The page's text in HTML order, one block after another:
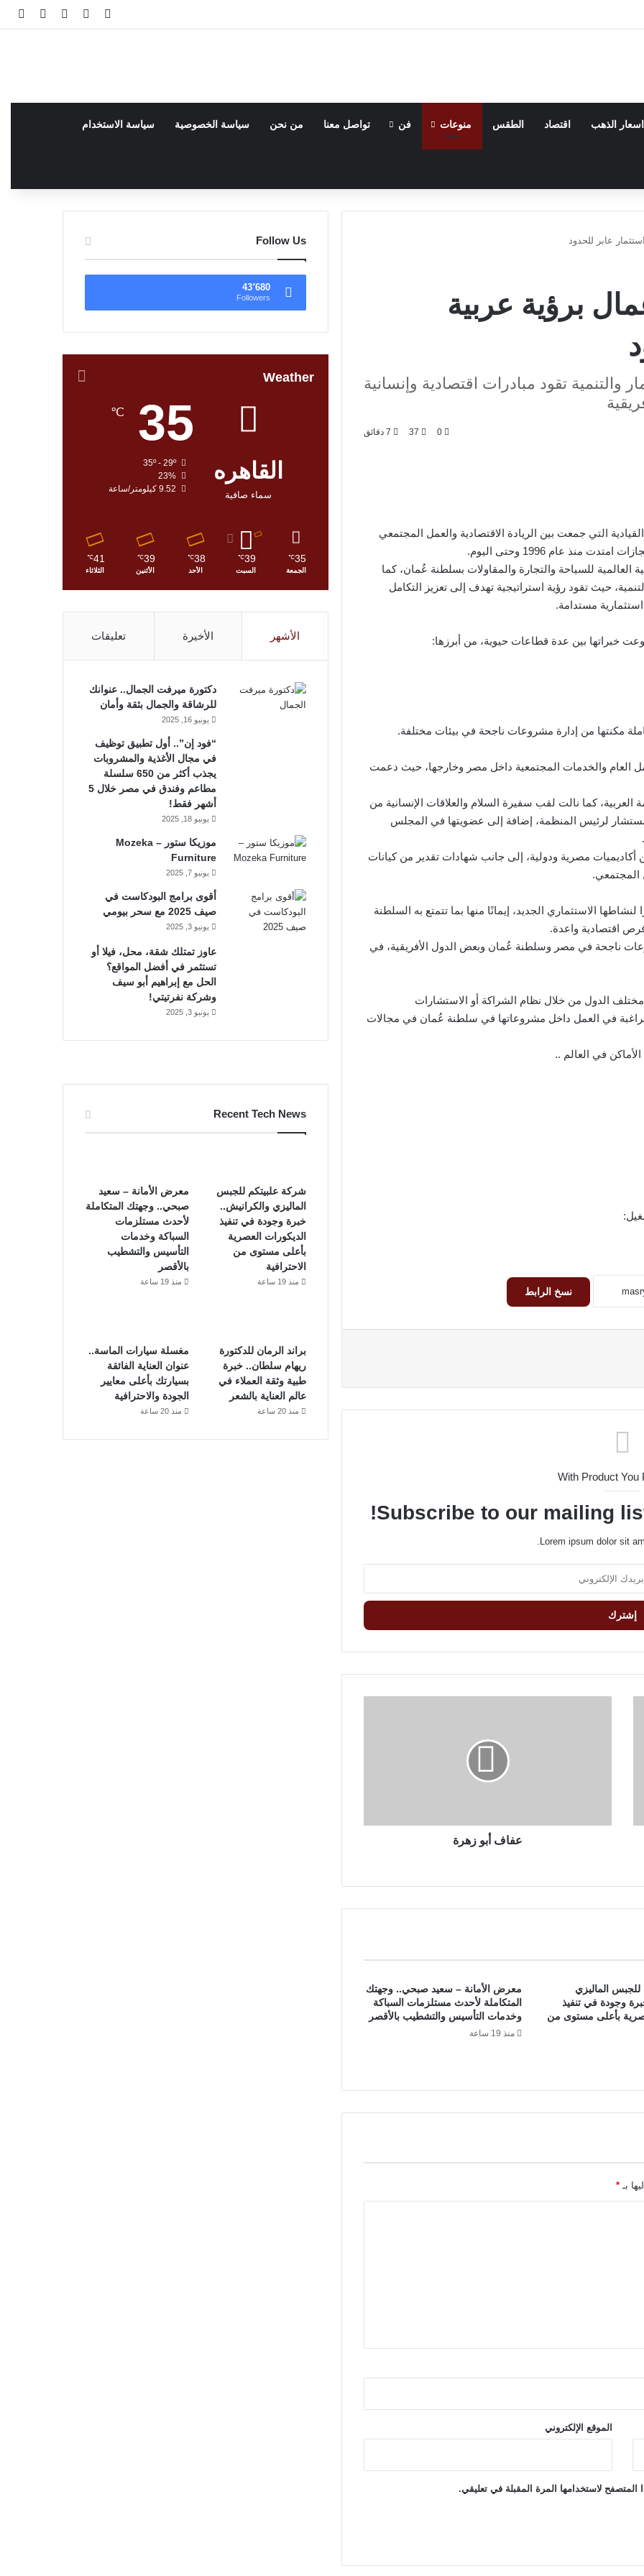
فيسبوكfacebookتسجيلمقال
اسعار الذهب اقتصاد الطقس منوعات فن تواصل معنا من نحن سياسة الخصوصية سياسة الاستخدام
عابر للحدود
برؤية عربية
تقود مبادرات اقتصادية وإنسانية
0
37
التي جمعت بين الريادة الاقتصادية والعمل المجتمعي
منذ عام 1996 وحتى اليوم.
للسياحة والتجارة والمقاولات بسلطنة عُمان، كما
حيث تقود رؤية استراتيجية تهدف إلى تعزيز التكامل
مستدامة.
خبراتها بين عدة قطاعات حيوية، من أبرزها:
مكنتها من إدارة مشروعات ناجحة في بيئات مختلفة.
العام والخدمات المجتمعية داخل مصر وخارجها، حيث دعمت
العربية، كما نالت لقب سفيرة السلام والعلاقات الإنسانية من
مستشار لرئيس المنظمة، إضافة إلى عضويتها في المجلس
مصرية ودولية، إلى جانب شهادات تقدير من كيانات
المجتمعي.
لنشاطها الاستثماري الجديد، إيمانًا منها بما تتمتع به السلطنة
اقتصادية واعدة.
ناجحة في مصر وسلطنة عُمان وبعض الدول الأفريقية، في
الدول من خلال نظام الشراكة أو الاستشارات
في العمل داخل مشروعاتها في سلطنة عُمان في مجالات
في العالم ..
نسخ الرابط
With Product You
Subscribe to our mailing
Lorem ipsum dolor sit
ه
عفاف أبو زهرة
الماليزي
وجودة في تنفيذ
بأعلى مستوى من
معرض الأمانة – سعيد صبحي.. وجهتك
المتكاملة لأحدث مستلزمات السباكة
وخدمات التأسيس والتشطيب بالأقصر
منذ 19 ساعة
بـ *
الموقع الإلكتروني
المتصفح لاستخدامها المرة المقبلة في تعليقي.
Follow Us
43٬680
Followers
Weather
القاهره
سماء صافية
35
℃
35º - 29º
23%
9.52 كيلومتر/ساعة
35
℃
الجمعة
39
℃
السبت
38
℃
الأحد
39
℃
الأثنين
41
℃
الثلاثاء
الأشهر الأخيرة تعليقات
دكتورة ميرفت الجمال.. عنوانك
للرشاقة والجمال بثقة وأمان
يونيو 16, 2025
“فود إن”.. أول تطبيق توظيف
في مجال الأغذية والمشروبات
يجذب أكثر من 650 سلسلة
مطاعم وفندق في مصر خلال 5
أشهر فقط!
يونيو 18, 2025
موزيكا ستور – Mozeka
Furniture
يونيو 7, 2025
أقوى برامج البودكاست في
صيف 2025 مع سحر بيومي
يونيو 3, 2025
عاوز تمتلك شقة، محل، فيلا أو
تستثمر في أفضل المواقع؟
الحل مع إبراهيم أبو سيف
وشركة نفرتيتي!
يونيو 3, 2025
Recent Tech News
شركة علبيتكم للجبس
الماليزي والكرانيش..
خبرة وجودة في تنفيذ
الديكورات العصرية
بأعلى مستوى من
الاحترافية
منذ 19 ساعة
معرض الأمانة – سعيد
صبحي.. وجهتك المتكاملة
لأحدث مستلزمات
السباكة وخدمات
التأسيس والتشطيب
بالأقصر
منذ 19 ساعة
براند الرمان للدكتورة
ريهام سلطان.. خبرة
طبية وثقة العملاء في
عالم العناية بالشعر
منذ 20 ساعة
مغسلة سيارات الماسة..
عنوان العناية الفائقة
بسيارتك بأعلى معايير
الجودة والاحترافية
منذ 20 ساعة